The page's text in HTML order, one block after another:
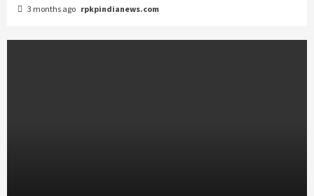
3 months ago rpkpindianews.com